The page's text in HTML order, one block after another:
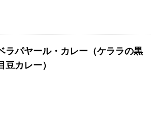
ラパヤール・カレー（ケララの黒
豆カレー）